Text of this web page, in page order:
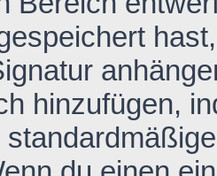
hinzufügen,